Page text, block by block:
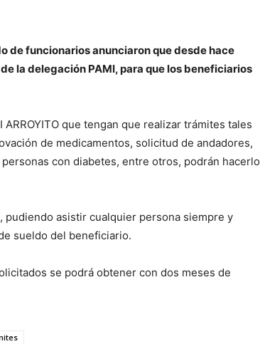
de funcionarios anunciaron que desde hace
la delegación PAMI, para que los beneficiarios
que tengan que realizar trámites tales
de medicamentos, solicitud de andadores,
con diabetes, entre otros, podrán hacerlo
pudiendo asistir cualquier persona siempre y
sueldo del beneficiario.
se podrá obtener con dos meses de